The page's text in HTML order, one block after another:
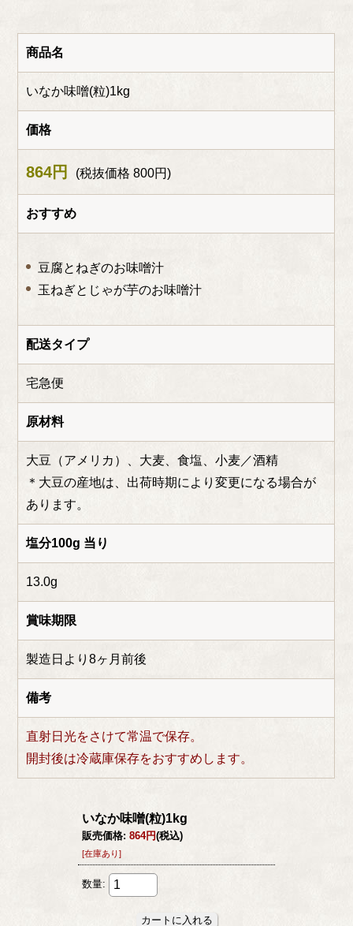
商品名
いなか味噌(粒)1kg
価格
864円 (税抜価格 800円)
おすすめ
豆腐とねぎのお味噌汁
玉ねぎとじゃが芋のお味噌汁
配送タイプ
宅急便
原材料
大豆（アメリカ）、大麦、食塩、小麦／酒精
＊大豆の産地は、出荷時期により変更になる場合が
あります。
塩分100g 当り
13.0g
賞味期限
製造日より8ヶ月前後
備考
直射日光をさけて常温で保存。
開封後は冷蔵庫保存をおすすめします。